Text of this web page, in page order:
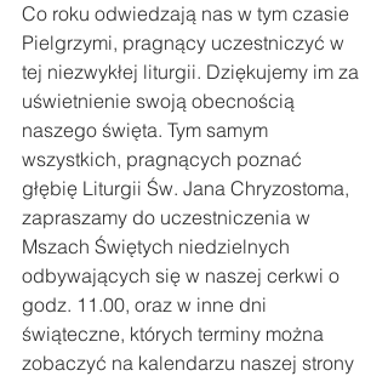
Co roku odwiedzają nas w tym czasie
Pielgrzymi, pragnący uczestniczyć w
tej niezwykłej liturgii. Dziękujemy im za
uświetnienie swoją obecnością
naszego święta. Tym samym
wszystkich, pragnących poznać
głębię Liturgii Św. Jana Chryzostoma,
zapraszamy do uczestniczenia w
Mszach Świętych niedzielnych
odbywających się w naszej cerkwi o
godz. 11.00, oraz w inne dni
świąteczne, których terminy można
zobaczyć na kalendarzu naszej strony